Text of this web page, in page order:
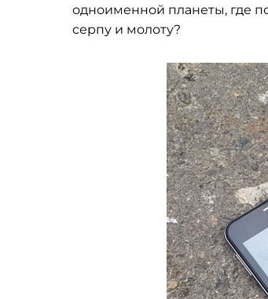
одноименной планеты, где
серпу и молоту?